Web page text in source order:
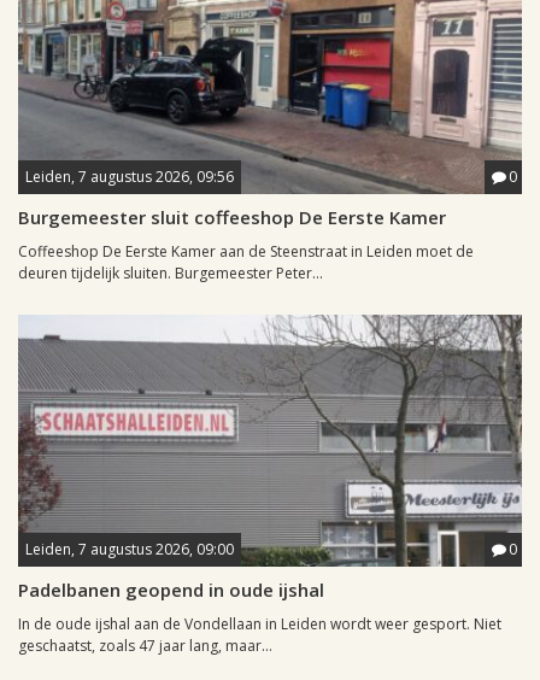
Leiden, 7 augustus 2026, 09:56 0
Burgemeester sluit coffeeshop De Eerste Kamer
Coffeeshop De Eerste Kamer aan de Steenstraat in Leiden moet de
deuren tijdelijk sluiten. Burgemeester Peter...
Leiden, 7 augustus 2026, 09:00 0
Padelbanen geopend in oude ijshal
In de oude ijshal aan de Vondellaan in Leiden wordt weer gesport. Niet
geschaatst, zoals 47 jaar lang, maar...